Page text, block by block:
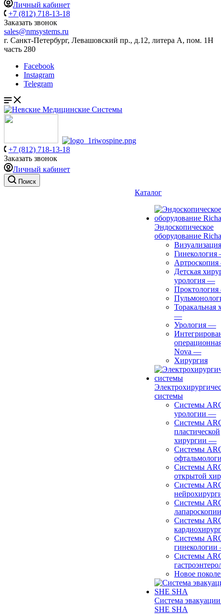
Личный кабинет
+7 (812) 718-13-18
Заказать звонок
sales@nmsystems.ru
г. Санкт-Петербург, Левашовский пр., д.12, литера А, пом. 1Н
часть 280
Facebook
Instagram
Telegram
+7 (812) 718-13-18
Заказать звонок
Личный кабинет
Поиск
Каталог
Эндоскопическое
оборудование
Визуализация
Гинекология
Артроскопия
Детская
урология —
Проктология
Торакальная
—
Урология —
Nova —
Хирургия
системы
Системы
урологии —
Системы
пластической
хирургии —
Системы
Системы
открытой
Системы
Системы
лапароскопии
Системы
Системы
гинекологии
Системы
Новое
Система
SHE SHA